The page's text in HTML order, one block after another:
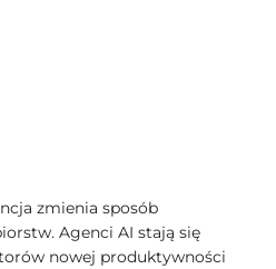
zmienia sposób
Agenci AI stają się
nowej produktywności